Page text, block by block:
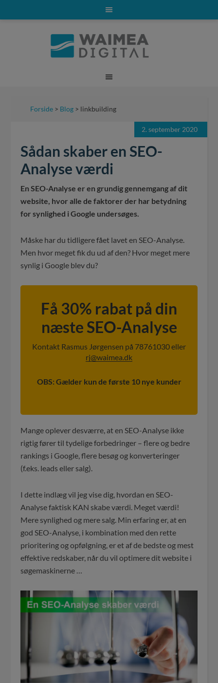
Forside > Blog > linkbuilding
2. september 2020
Sådan skaber en SEO-
Analyse værdi
En SEO-Analyse er en grundig gennemgang af dit
website, hvor alle de faktorer der har betydning
for synlighed i Google undersøges.
Måske har du tidligere fået lavet en SEO-Analyse.
Men hvor meget fik du ud af den? Hvor meget mere
synlig i Google blev du?
Få 30% rabat på din
næste SEO-Analyse
Kontakt Rasmus Jørgensen på 78761030 eller
rj@waimea.dk
OBS: Gælder kun de første 10 nye kunder
Mange oplever desværre, at en SEO-Analyse ikke
rigtig fører til tydelige forbedringer – flere og bedre
rankings i Google, flere besøg og konverteringer
(f.eks. leads eller salg).
I dette indlæg vil jeg vise dig, hvordan en SEO-
Analyse faktisk KAN skabe værdi. Meget værdi!
Mere synlighed og mere salg. Min erfaring er, at en
god SEO-Analyse, i kombination med den rette
prioritering og opfølgning, er et af de bedste og mest
effektive redskaber, når du vil optimere dit website i
søgemaskinerne …